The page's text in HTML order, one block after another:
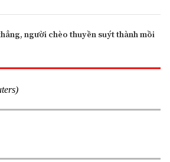
người chèo thuyền suýt thành mồi